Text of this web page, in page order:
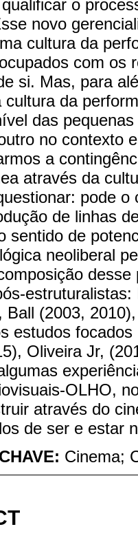
o
novo
cultura da
com os
si. Mas, para
cultura da
das
no contexto
a
através da
pode
de linhas
sentido de
neoliberal
Ball (2003,
estudos
Oliveira Jr,
OLHO,
através do
de ser e estar
Cinema;